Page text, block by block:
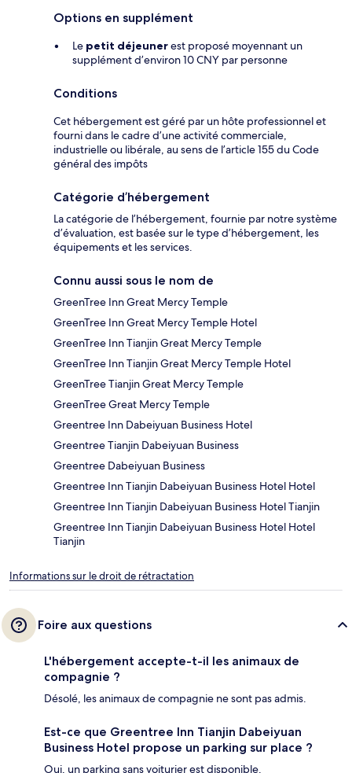
Options en supplément
Le petit déjeunerest proposé moyennant un
supplément d’environ 10 CNY par personne
Conditions
Cet hébergement est géré par un hôte professionnel et
fourni dans le cadre d’une activité commerciale,
industrielle ou libérale, au sens de l’article 155 du Code
général des impôts
Catégorie d’hébergement
La catégorie de l’hébergement, fournie par notre système
d’évaluation, est basée sur le type d’hébergement, les
équipements et les services.
Connu aussi sous le nom de
GreenTree Inn Great Mercy Temple
GreenTree Inn Great Mercy Temple Hotel
GreenTree Inn Tianjin Great Mercy Temple
GreenTree Inn Tianjin Great Mercy Temple Hotel
GreenTree Tianjin Great Mercy Temple
GreenTree Great Mercy Temple
Greentree Inn Dabeiyuan Business Hotel
Greentree Tianjin Dabeiyuan Business
Greentree Dabeiyuan Business
Greentree Inn Tianjin Dabeiyuan Business Hotel Hotel
Greentree Inn Tianjin Dabeiyuan Business Hotel Tianjin
Greentree Inn Tianjin Dabeiyuan Business Hotel Hotel
Tianjin
Informations sur le droit de rétractation
Foire aux questions
L'hébergement accepte-t-il les animaux de
compagnie ?
Désolé, les animaux de compagnie ne sont pas admis.
Est-ce que Greentree Inn Tianjin Dabeiyuan
Business Hotel propose un parking sur place ?
Oui, un parking sans voiturier est disponible.